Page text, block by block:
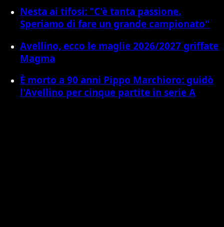
Nesta ai tifosi: "C'è tanta passione.
Speriamo di fare un grande campionato"
Avellino, ecco le maglie 2026/2027 griffate
Magma
È morto a 90 anni Pippo Marchioro: guidò
l'Avellino per cinque partite in serie A